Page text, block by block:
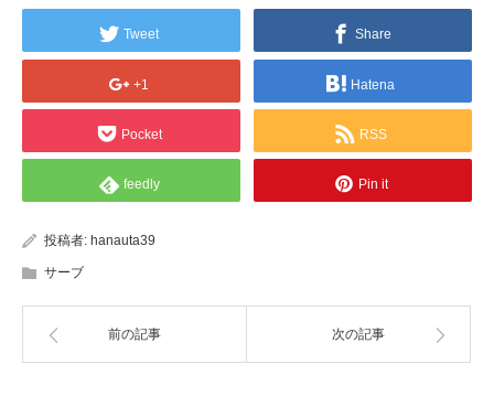
Tweet Share
+1 Hatena
Pocket RSS
feedly Pin it
投稿者: hanauta39
サーブ
前の記事 次の記事